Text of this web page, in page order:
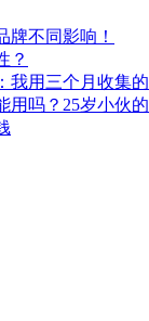
牌不同影响！
？
我用三个月收集
用吗？25岁小伙